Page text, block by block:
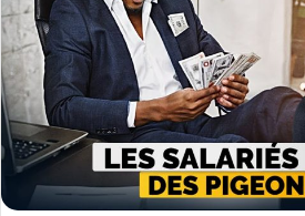
c
o
u
r
r
i
e
l